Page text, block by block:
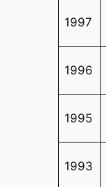
1997
1996
1995
1993